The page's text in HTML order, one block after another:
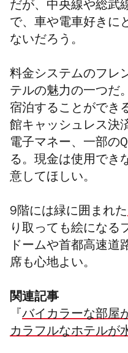
だが、中央線や総武
で、車や電車好きに
ないだろう。
料金システムのフレ
テルの魅力の一つだ
宿泊することができ
館キャッシュレス決
電子マネー、一部の
る。現金は使用でき
意してほしい。
9階には緑に囲まれた
り取っても絵になる
ドームや首都高速道
席も心地よい。
関連記事
『 バイカラーな部屋
カラフルなホテルが